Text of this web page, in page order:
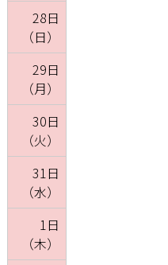
28日
（日）
29日
（月）
30日
（火）
31日
（水）
1日
（木）